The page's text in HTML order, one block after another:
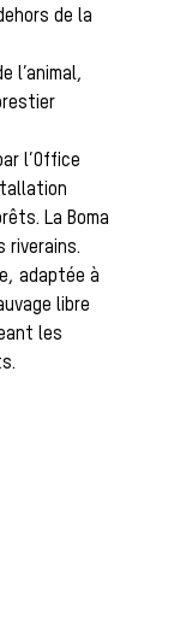
la
de la
l’animal,
l’Office
La Boma
riverains.
adaptée à
libre
les